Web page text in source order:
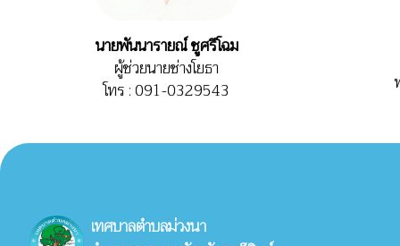
นายพันนารายณ์ ชูศรีโฉม
ผู้ช่วยนายช่างโยธา
โทร : 091-0329543
เทศบาลตำบลม่วงนา